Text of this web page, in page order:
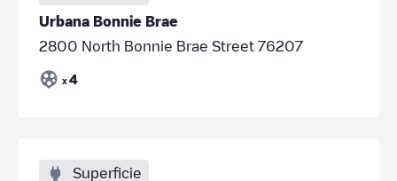
Urbana Bonnie Brae
2800 North Bonnie Brae Street 76207
x 4
Superficie